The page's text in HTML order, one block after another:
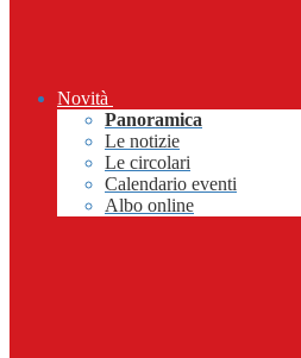
Novità
Panoramica
Le notizie
Le circolari
Calendario eventi
Albo online